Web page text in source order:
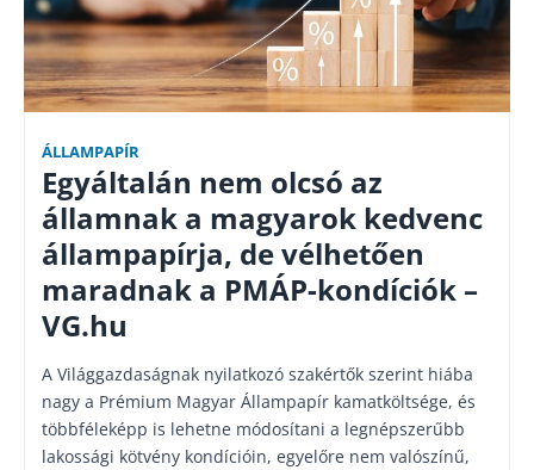
ÁLLAMPAPÍR
Egyáltalán nem olcsó az
államnak a magyarok kedvenc
állampapírja, de vélhetően
maradnak a PMÁP-kondíciók –
VG.hu
A Világgazdaságnak nyilatkozó szakértők szerint hiába
nagy a Prémium Magyar Állampapír kamatköltsége, és
többféleképp is lehetne módosítani a legnépszerűbb
lakossági kötvény kondícióin, egyelőre nem valószínű,